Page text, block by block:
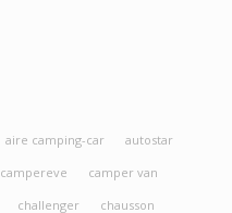
aire camping-car
autostar
campereve
camper van
challenger
chausson